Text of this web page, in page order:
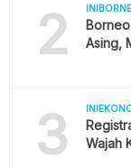
2
Asing,
3
Wajah